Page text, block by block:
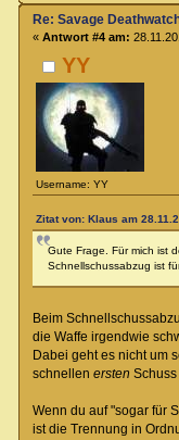
YY
Username: YY
Re: Savage
« Antwort #4 am:
Zitat von: Klaus am
Gute Frage. Für mich ist
Schnellschussabzug ist
Beim
die Waffe irgendwie
Dabei geht es nicht um
schnellen ersten
Wenn du auf "sogar für
ist die Trennung in